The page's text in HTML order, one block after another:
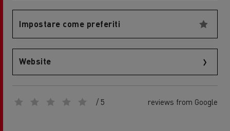
Impostare come preferiti
Website
/ 5 reviews from Google